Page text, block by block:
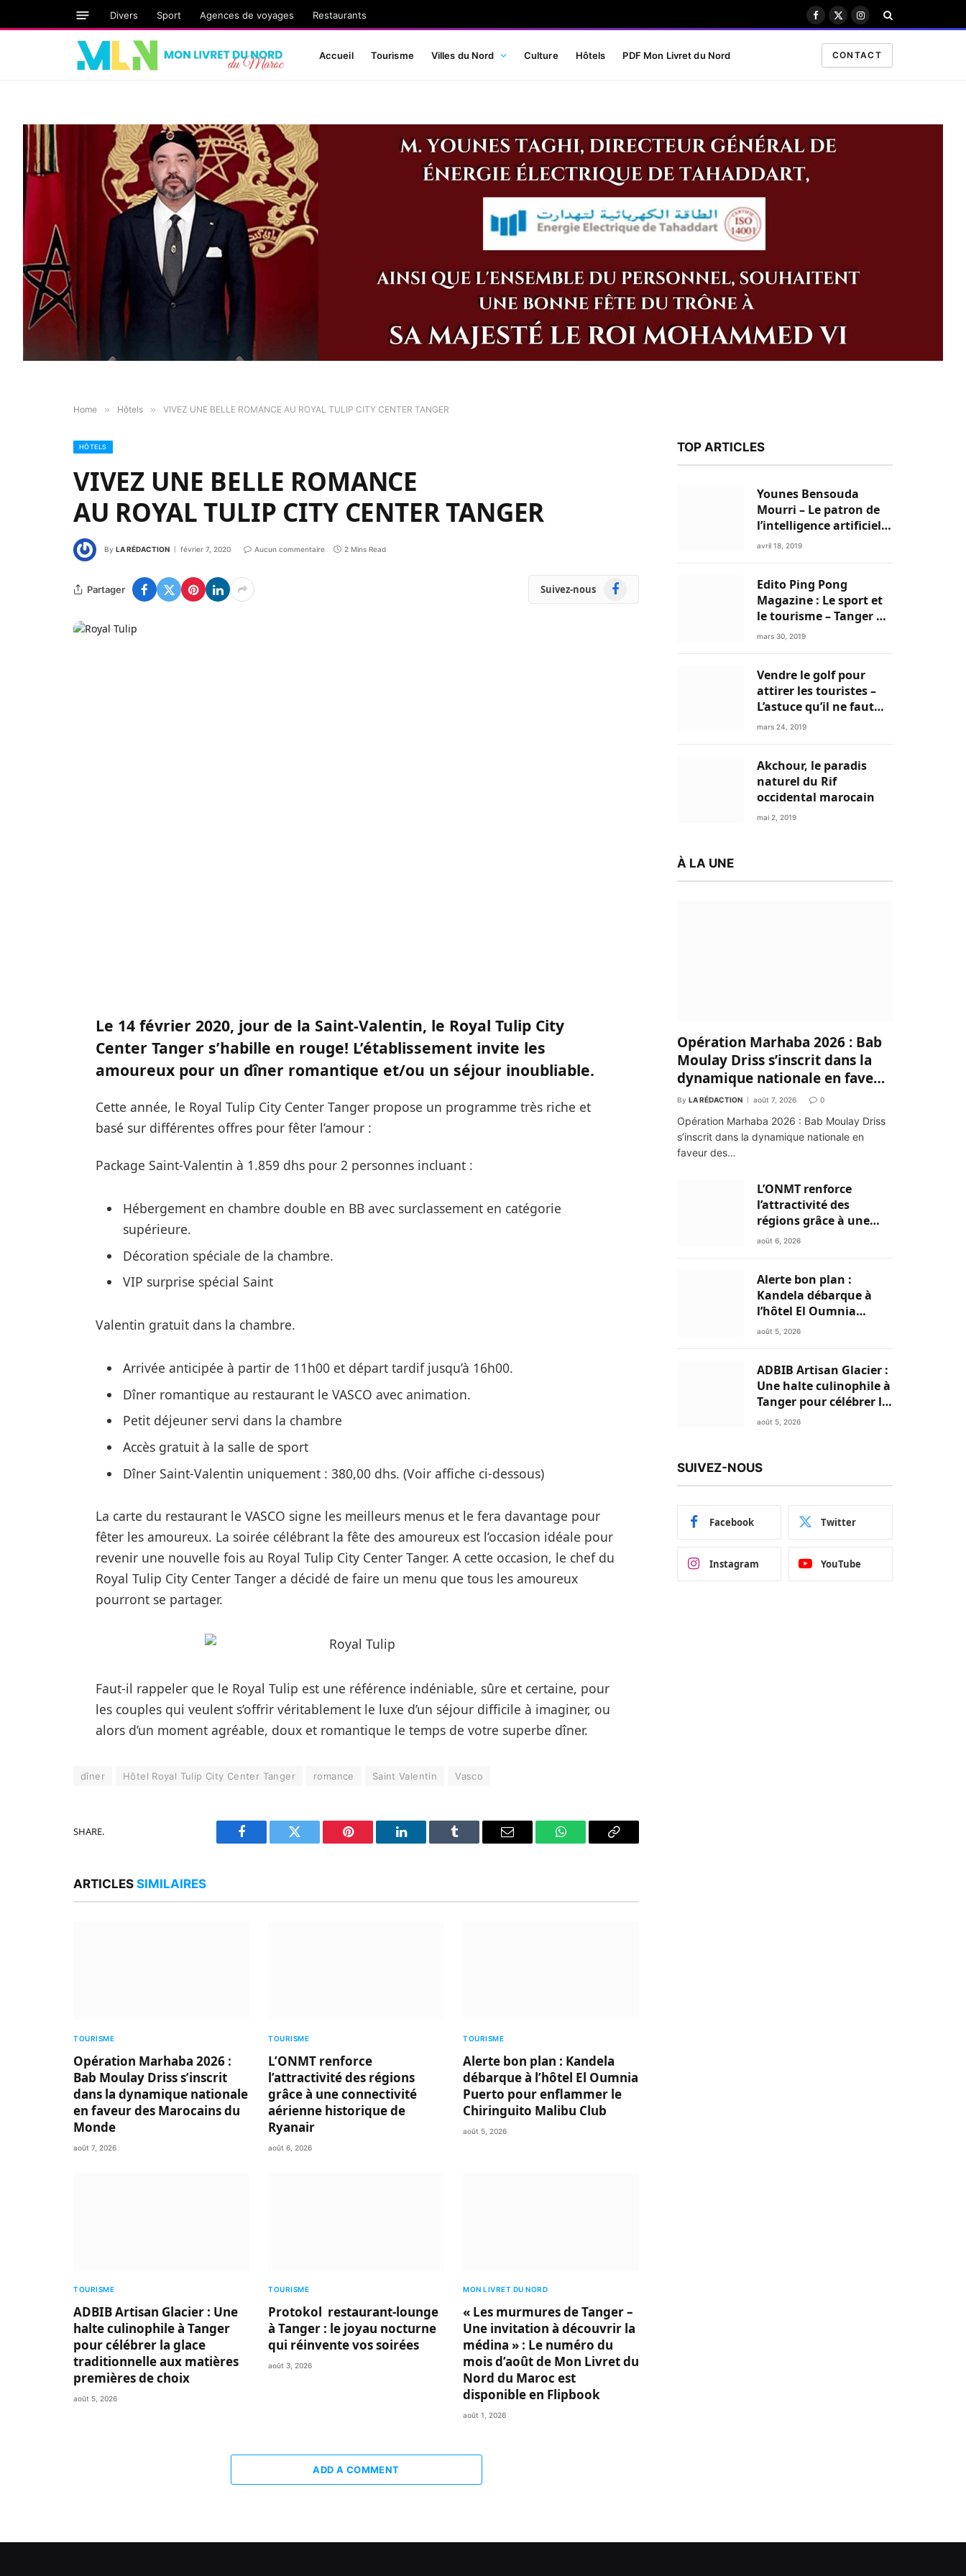
Divers Sport Agences de voyages Restaurants Facebook
X
Instagram
Accueil Tourisme Villes du Nord Culture Hôtels PDF Mon Livret du Nord CONTACT
Home » Hôtels » VIVEZ UNE BELLE ROMANCE AU ROYAL TULIP CITY CENTER TANGER
HÔTELS
VIVEZ UNE BELLE ROMANCE
AU ROYAL TULIP CITY CENTER TANGER
By LA RÉDACTION février 7, 2020 Aucun commentaire 2 Mins Read
Partager Suivez-nous Facebook
Le 14 février 2020, jour de la Saint-Valentin, le Royal Tulip City
Center Tanger s’habille en rouge! L’établissement invite les
amoureux pour un dîner romantique et/ou un séjour inoubliable.
Cette année, le Royal Tulip City Center Tanger propose un programme très riche et
basé sur différentes offres pour fêter l’amour :
Package Saint-Valentin à 1.859 dhs pour 2 personnes incluant :
Hébergement en chambre double en BB avec surclassement en catégorie
supérieure.
Décoration spéciale de la chambre.
VIP surprise spécial Saint
Valentin gratuit dans la chambre.
Arrivée anticipée à partir de 11h00 et départ tardif jusqu’à 16h00.
Dîner romantique au restaurant le VASCO avec animation.
Petit déjeuner servi dans la chambre
Accès gratuit à la salle de sport
Dîner Saint-Valentin uniquement : 380,00 dhs. (Voir affiche ci-dessous)
La carte du restaurant le VASCO signe les meilleurs menus et le fera davantage pour
fêter les amoureux. La soirée célébrant la fête des amoureux est l’occasion idéale pour
revenir une nouvelle fois au Royal Tulip City Center Tanger. A cette occasion, le chef du
Royal Tulip City Center Tanger a décidé de faire un menu que tous les amoureux
pourront se partager.
Faut-il rappeler que le Royal Tulip est une référence indéniable, sûre et certaine, pour
les couples qui veulent s’offrir véritablement le luxe d’un séjour difficile à imaginer, ou
alors d’un moment agréable, doux et romantique le temps de votre superbe dîner.
dîner Hôtel Royal Tulip City Center Tanger romance Saint Valentin Vasco
SHARE.
Facebook Twitter Pinterest LinkedIn Tumblr Email WhatsAppCopy
ARTICLES SIMILAIRES
TOURISME
Opération Marhaba 2026 :
Bab Moulay Driss s’inscrit
dans la dynamique nationale
en faveur des Marocains du
Monde
août 7, 2026
TOURISME
L’ONMT renforce
l’attractivité des régions
grâce à une connectivité
aérienne historique de
Ryanair
août 6, 2026
TOURISME
Alerte bon plan : Kandela
débarque à l’hôtel El Oumnia
Puerto pour enflammer le
Chiringuito Malibu Club
août 5, 2026
TOURISME
ADBIB Artisan Glacier : Une
halte culinophile à Tanger
pour célébrer la glace
traditionnelle aux matières
premières de choix
août 5, 2026
TOURISME
Protokol restaurant-lounge
à Tanger : le joyau nocturne
qui réinvente vos soirées
août 3, 2026
MON LIVRET DU NORD
« Les murmures de Tanger –
Une invitation à découvrir la
médina » : Le numéro du
mois d’août de Mon Livret du
Nord du Maroc est
disponible en Flipbook
août 1, 2026
ADD A COMMENT
TOP ARTICLES
Younes Bensouda
Mourri – Le patron de
l’intelligence artificielle
est un Marocain
avril 18, 2019
Edito Ping Pong
Magazine : Le sport et
le tourisme – Tanger a
tout pour réussir!
mars 30, 2019
Vendre le golf pour
attirer les touristes –
L’astuce qu’il ne faut
plus négliger
mars 24, 2019
Akchour, le paradis
naturel du Rif
occidental marocain
mai 2, 2019
À LA UNE
Opération Marhaba 2026 : Bab
Moulay Driss s’inscrit dans la
dynamique nationale en faveur
des Marocains du Monde
By LA RÉDACTION août 7, 2026 0
Opération Marhaba 2026 : Bab Moulay Driss
s’inscrit dans la dynamique nationale en
faveur des…
L’ONMT renforce
l’attractivité des
régions grâce à une
connectivité aérienne
août 6, 2026
Alerte bon plan :
Kandela débarque à
l’hôtel El Oumnia
Puerto pour enflammer
août 5, 2026
ADBIB Artisan Glacier :
Une halte culinophile à
Tanger pour célébrer la
glace traditionnelle
août 5, 2026
SUIVEZ-NOUS
Facebook Twitter
Instagram YouTube